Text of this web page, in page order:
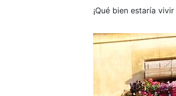
¡Qué bien estaría